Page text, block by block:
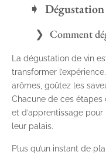
Dégustation
Comment
La dégustation de vin
transformer
arômes, goûtez les
Chacune de ces
et d’apprentissage
leur palais.
Plus qu’un instant de